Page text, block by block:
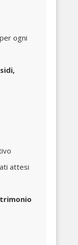
ogni
attesi